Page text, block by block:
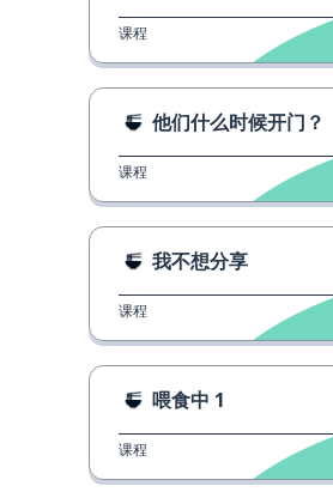
课程
他们什么时候开门？
课程
我不想分享
课程
喂食中 1
课程